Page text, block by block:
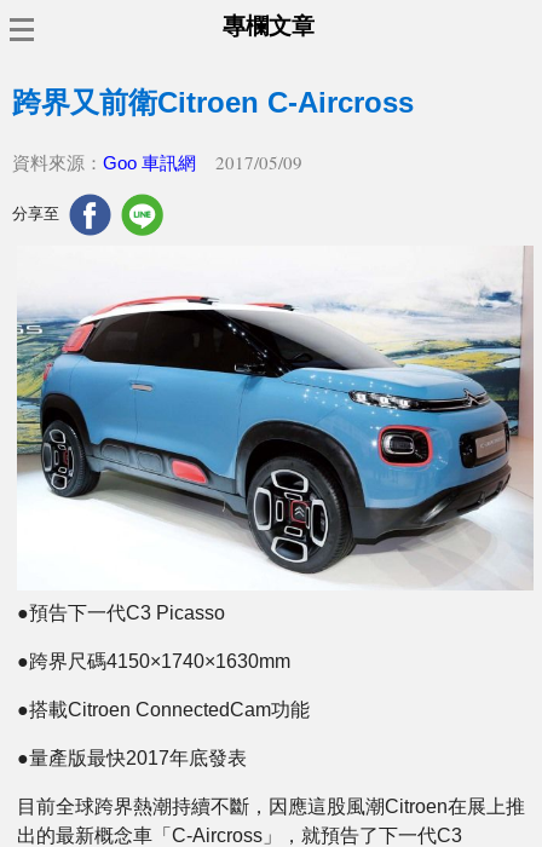
專欄文章
跨界又前衛Citroen C-Aircross
資料來源： Goo 車訊網 2017/05/09
分享至
●預告下一代C3 Picasso
●跨界尺碼4150×1740×1630mm
●搭載Citroen ConnectedCam功能
●量產版最快2017年底發表
目前全球跨界熱潮持續不斷，因應這股風潮Citroen在展上推
出的最新概念車「C-Aircross」，就預告了下一代C3